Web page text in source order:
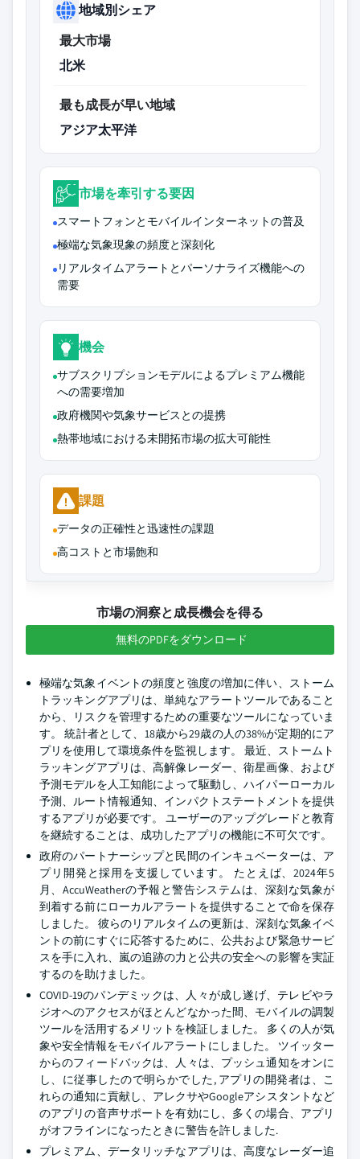
地域別シェア
最大市場
北米
最も成長が早い地域
アジア太平洋
市場を牽引する要因
スマートフォンとモバイルインターネットの普及
極端な気象現象の頻度と深刻化
リアルタイムアラートとパーソナライズ機能への
需要
機会
サブスクリプションモデルによるプレミアム機能
への需要増加
政府機関や気象サービスとの提携
熱帯地域における未開拓市場の拡大可能性
課題
データの正確性と迅速性の課題
高コストと市場飽和
市場の洞察と成長機会を得る
無料のPDFをダウンロード
極端な気象イベントの頻度と強度の増加に伴い、ストーム
トラッキングアプリは、単純なアラートツールであること
から、リスクを管理するための重要なツールになっていま
す。 統計者として、18歳から29歳の人の38%が定期的にア
プリを使用して環境条件を監視します。 最近、ストームト
ラッキングアプリは、高解像レーダー、衛星画像、および
予測モデルを人工知能によって駆動し、ハイパーローカル
予測、ルート情報通知、インパクトステートメントを提供
するアプリが必要です。 ユーザーのアップグレードと教育
を継続することは、成功したアプリの機能に不可欠です。
政府のパートナーシップと民間のインキュベーターは、ア
プリ開発と採用を支援しています。 たとえば、2024年5
月、AccuWeatherの予報と警告システムは、深刻な気象が
到着する前にローカルアラートを提供することで命を保存
しました。 彼らのリアルタイムの更新は、深刻な気象イベ
ントの前にすぐに応答するために、公共および緊急サービ
スを手に入れ、嵐の追跡の力と公共の安全への影響を実証
するのを助けました。
COVID-19のパンデミックは、人々が成し遂げ、テレビやラ
ジオへのアクセスがほとんどなかった間、モバイルの調製
ツールを活用するメリットを検証しました。 多くの人が気
象や安全情報をモバイルアラートにしました。 ツイッター
からのフィードバックは、人々は、プッシュ通知をオンに
し、に従事したので明らかでした, アプリの開発者は、こ
れらの通知に貢献し、アレクサやGoogleアシスタントなど
のアプリの音声サポートを有効にし、多くの場合、アプリ
がオフラインになったときに警告を許しました.
プレミアム、データリッチなアプリは、高度なレーダー追